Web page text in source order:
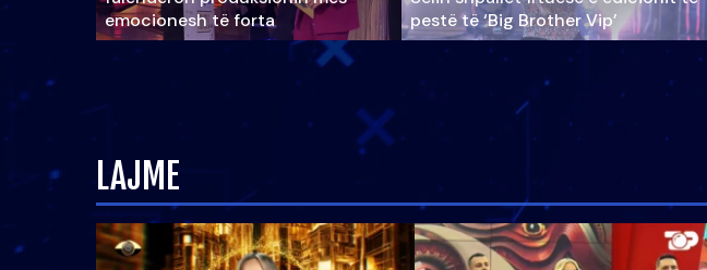
emocionesh të forta
pestë të ‘Big Brother Vip’
LAJME